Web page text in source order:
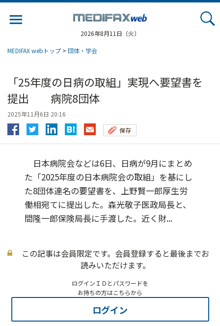
2026年8月11日（火）
MEDIFAX webトップ > 団体・学会
「25年度の日病の取組」実現へ要望書を
提出 病院8団体
2025年11月6日 20:16
保存
日本病院会などは6日、日病が9月にまとめ
た「2025年度の日本病院会の取組」を基にし
た8団体連名の要望書を、上野賢一郎厚生労
働相宛てに提出した。森光敬子医政局長と、
間隆一郎保険局長に手渡した。近く財...
この記事は会員限定です。会員登録すると最後までお
読みいただけます。
ログインＩＤとパスワードを
お持ちの方はこちらから
ログイン